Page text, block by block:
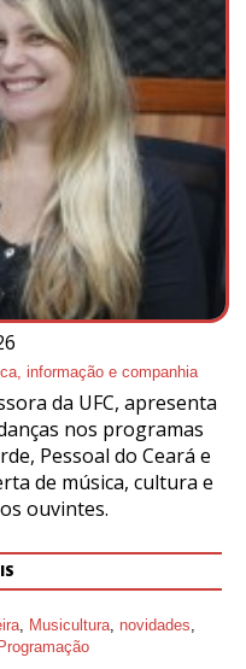
informação e companhia
da UFC, apresenta
nos programas
Pessoal do Ceará e
de música, cultura e
ouvintes.
, Musicultura, novidades